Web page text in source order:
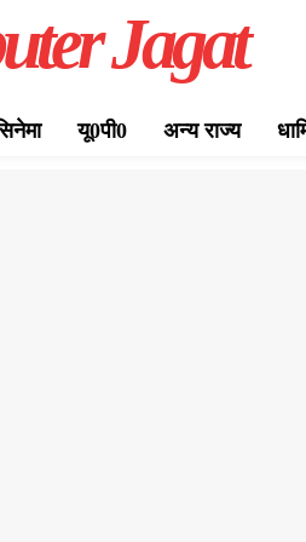
Jagat
यू0पी0 अन्य राज्य